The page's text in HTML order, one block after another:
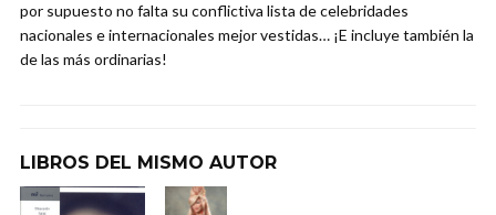
por supuesto no falta su conflictiva lista de celebridades
nacionales e internacionales mejor vestidas… ¡E incluye también la
de las más ordinarias!
LIBROS DEL MISMO AUTOR